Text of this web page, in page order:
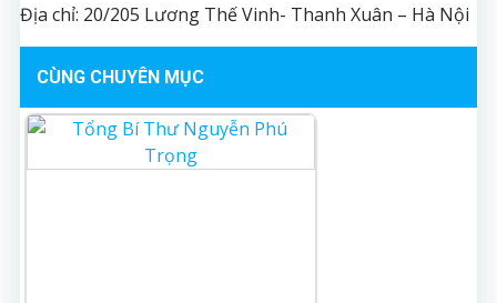
Địa chỉ: 20/205 Lương Thế Vinh- Thanh Xuân – Hà Nội
CÙNG CHUYÊN MỤC